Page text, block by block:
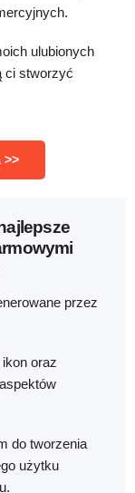
ulubionych
ci stworzyć
przez
oraz
do tworzenia
użytku